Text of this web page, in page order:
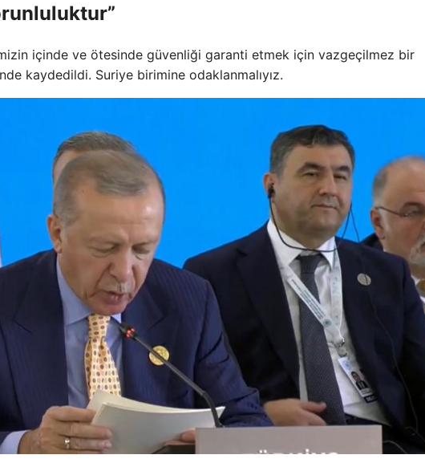
içinde ve ötesinde güvenliği garanti etmek için vazgeçilmez bir
kaydedildi. Suriye birimine odaklanmalıyız.